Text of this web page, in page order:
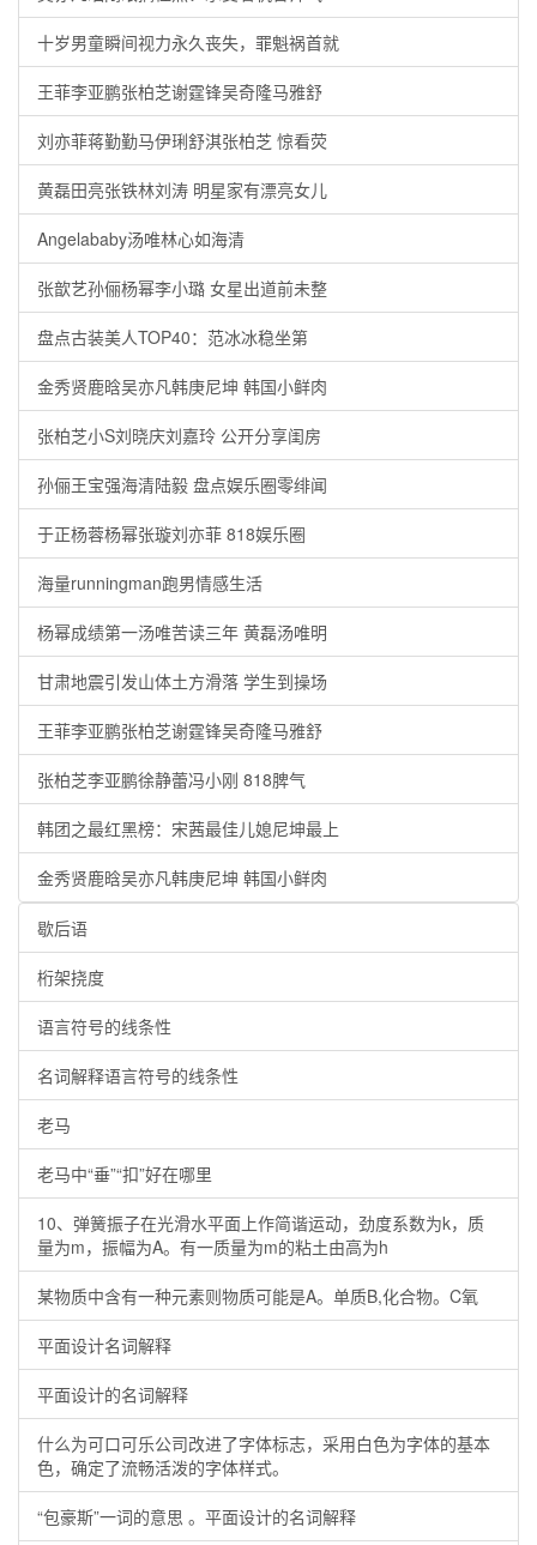
十岁男童瞬间视力永久丧失，罪魁祸首就
王菲李亚鹏张柏芝谢霆锋吴奇隆马雅舒
刘亦菲蒋勤勤马伊琍舒淇张柏芝 惊看荧
黄磊田亮张铁林刘涛 明星家有漂亮女儿
Angelababy汤唯林心如海清
张歆艺孙俪杨幂李小璐 女星出道前未整
盘点古装美人TOP40：范冰冰稳坐第
金秀贤鹿晗吴亦凡韩庚尼坤 韩国小鲜肉
张柏芝小S刘晓庆刘嘉玲 公开分享闺房
孙俪王宝强海清陆毅 盘点娱乐圈零绯闻
于正杨蓉杨幂张璇刘亦菲 818娱乐圈
海量runningman跑男情感生活
杨幂成绩第一汤唯苦读三年 黄磊汤唯明
甘肃地震引发山体土方滑落 学生到操场
王菲李亚鹏张柏芝谢霆锋吴奇隆马雅舒
张柏芝李亚鹏徐静蕾冯小刚 818脾气
韩团之最红黑榜：宋茜最佳儿媳尼坤最上
金秀贤鹿晗吴亦凡韩庚尼坤 韩国小鲜肉
歇后语
桁架挠度
语言符号的线条性
名词解释语言符号的线条性
老马
老马中“垂”“扣”好在哪里
10、弹簧振子在光滑水平面上作简谐运动，劲度系数为k，质
量为m，振幅为A。有一质量为m的粘土由高为h
某物质中含有一种元素则物质可能是A。单质B,化合物。C氧
平面设计名词解释
平面设计的名词解释
什么为可口可乐公司改进了字体标志，采用白色为字体的基本
色，确定了流畅活泼的字体样式。
“包豪斯”一词的意思 。平面设计的名词解释